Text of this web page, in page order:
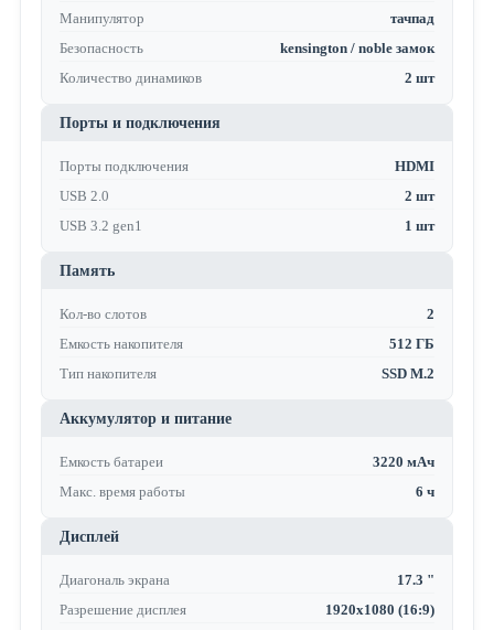
Манипулятор
тачпад
Безопасность
kensington / noble замок
Количество динамиков
2 шт
Порты и подключения
Порты подключения
HDMI
USB 2.0
2 шт
USB 3.2 gen1
1 шт
Память
Кол-во слотов
2
Емкость накопителя
512 ГБ
Тип накопителя
SSD M.2
Аккумулятор и питание
Емкость батареи
3220 мАч
Макс. время работы
6 ч
Дисплей
Диагональ экрана
17.3 "
Разрешение дисплея
1920x1080 (16:9)